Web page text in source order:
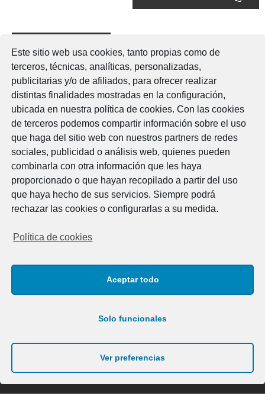
Este sitio web usa cookies, tanto propias como de
terceros, técnicas, analíticas, personalizadas,
publicitarias y/o de afiliados, para ofrecer realizar
distintas finalidades mostradas en la configuración,
ubicada en nuestra política de cookies. Con las cookies
de terceros podemos compartir información sobre el uso
que haga del sitio web con nuestros partners de redes
sociales, publicidad o análisis web, quienes pueden
combinarla con otra información que les haya
proporcionado o que hayan recopilado a partir del uso
que haya hecho de sus servicios. Siempre podrá
rechazar las cookies o configurarlas a su medida.
Política de cookies
Aceptar todo
Solo funcionales
Ver preferencias
Lo siento, debes estarconectado para publicar un
comentario.
Legal
Aviso Legal
Política de cookies
Política de privacidad
Horario
Contacto
Av. Cap de Cavalleria 29B
Tel.: 971 36 17 12 / 609 26 47 86